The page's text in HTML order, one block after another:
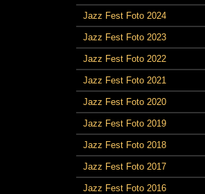
Jazz Fest Foto 2024
Jazz Fest Foto 2023
Jazz Fest Foto 2022
Jazz Fest Foto 2021
Jazz Fest Foto 2020
Jazz Fest Foto 2019
Jazz Fest Foto 2018
Jazz Fest Foto 2017
Jazz Fest Foto 2016